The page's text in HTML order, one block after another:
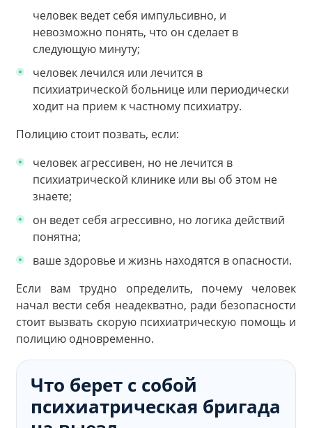
человек ведет себя импульсивно, и
невозможно понять, что он сделает в
следующую минуту;
человек лечился или лечится в
психиатрической больнице или периодически
ходит на прием к частному психиатру.
Полицию стоит позвать, если:
человек агрессивен, но не лечится в
психиатрической клинике или вы об этом не
знаете;
он ведет себя агрессивно, но логика действий
понятна;
ваше здоровье и жизнь находятся в опасности.
Если вам трудно определить, почему человек
начал вести себя неадекватно, ради безопасности
стоит вызвать скорую психиатрическую помощь и
полицию одновременно.
Что берет с собой
психиатрическая бригада